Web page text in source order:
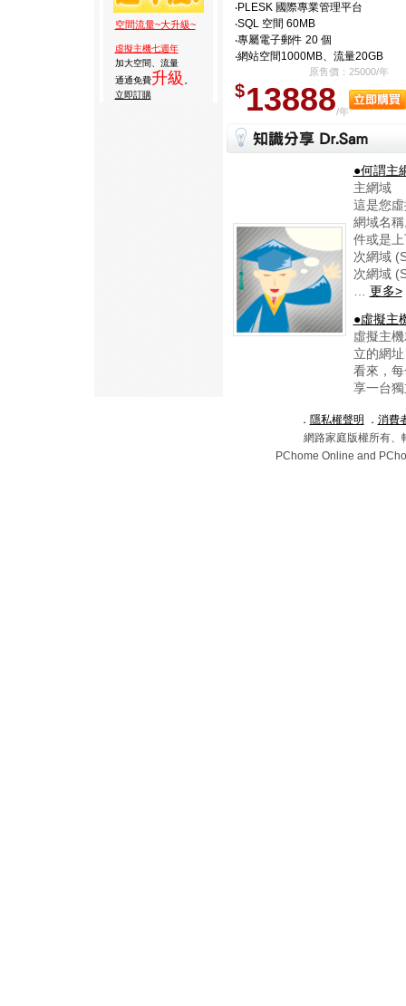
空間流量~大升級~
虛擬主機七週年
加大空間、流量
通通免費升級
立即訂購
‧PLESK 國際專業管理平台
‧SQL 空間 60MB
‧專屬電子郵件 20 個
‧網站空間1000MB、流量20GB
原售價：25000/年
$13888/年
●何謂主
主網域
這是您
網域名
件或是
次網域
次網域
更多>
●虛擬主
虛擬主
立的網
看來，
享一台
． 隱私權聲明 ． 消費
網路家庭版權所有、
PChome Online and